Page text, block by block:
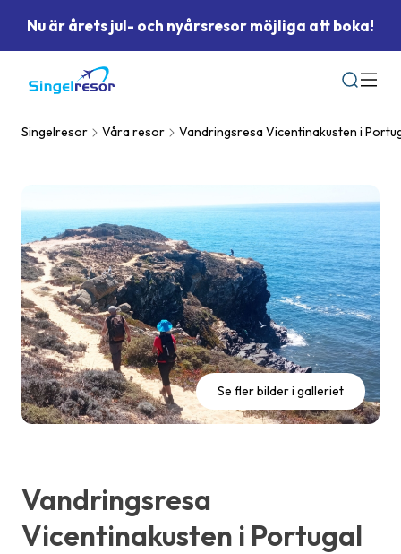
Nu är årets jul- och nyårsresor möjliga att boka!
Sök
Singelresor Våra resor Vandringsresa Vicentinakusten i
Se fler bilder i galleriet
Vandringsresa
Vicentinakusten i Portugal